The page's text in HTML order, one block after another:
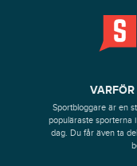
Sportbloggare är en
populäraste sporterna
dag. Du får även ta